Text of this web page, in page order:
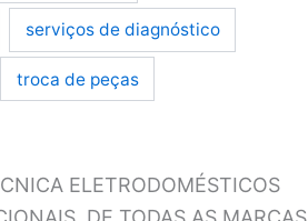
serviços de diagnóstico
troca de peças
ELETRODOMÉSTICOS